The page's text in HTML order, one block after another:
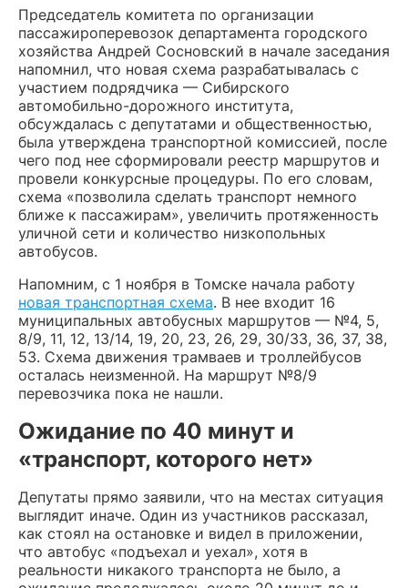
Председатель комитета по организации
пассажироперевозок департамента городского
хозяйства Андрей Сосновский в начале заседания
напомнил, что новая схема разрабатывалась с
участием подрядчика — Сибирского
автомобильно-дорожного института,
обсуждалась с депутатами и общественностью,
была утверждена транспортной комиссией, после
чего под нее сформировали реестр маршрутов и
провели конкурсные процедуры. По его словам,
схема «позволила сделать транспорт немного
ближе к пассажирам», увеличить протяженность
уличной сети и количество низкопольных
автобусов.
Напомним, с 1 ноября в Томске начала работу
новая транспортная схема. В нее входит 16
муниципальных автобусных маршрутов — №4, 5,
8/9, 11, 12, 13/14, 19, 20, 23, 26, 29, 30/33, 36, 37, 38,
53. Схема движения трамваев и троллейбусов
осталась неизменной. На маршрут №8/9
перевозчика пока не нашли.
Ожидание по 40 минут и
«транспорт, которого нет»
Депутаты прямо заявили, что на местах ситуация
выглядит иначе. Один из участников рассказал,
как стоял на остановке и видел в приложении,
что автобус «подъехал и уехал», хотя в
реальности никакого транспорта не было, а